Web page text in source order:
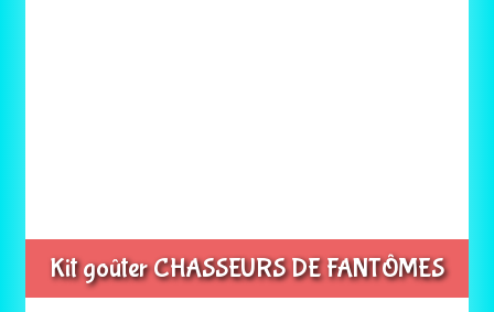
Kit goûter CHASSEURS DE FANTÔMES